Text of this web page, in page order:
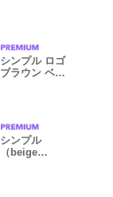
シンプル ロゴ
ブラウン ベー
シンプル
（beige